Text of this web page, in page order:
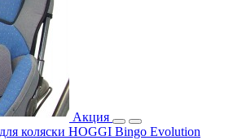
Акция
коляски HOGGI Bingo Evolution